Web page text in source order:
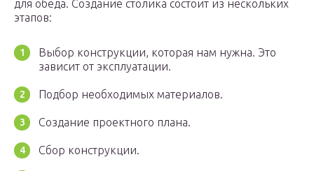
для обеда. Создание столика состоит из нескольких
этапов:
Выбор конструкции, которая нам нужна. Это
зависит от эксплуатации.
Подбор необходимых материалов.
Создание проектного плана.
Сбор конструкции.